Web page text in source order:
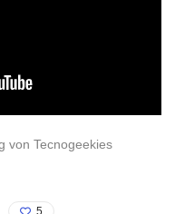
von Tecnogeekies
5